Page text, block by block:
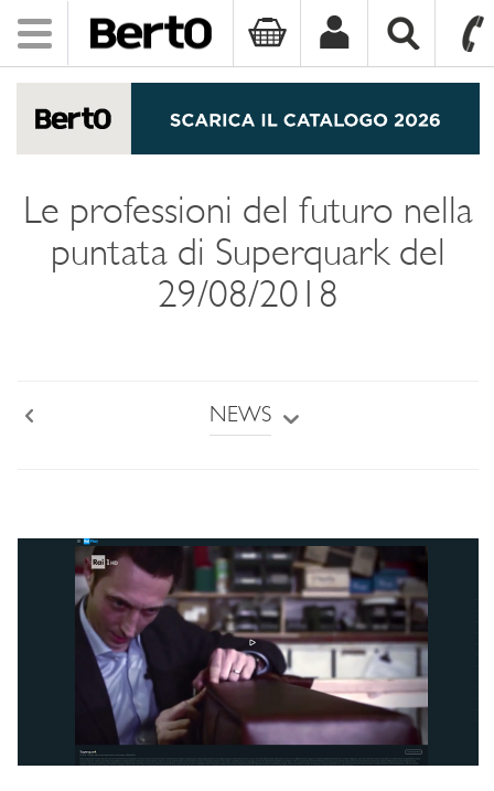
Toggle
navigation
Le professioni del futuro nella
puntata di Superquark del
29/08/2018
NEWS